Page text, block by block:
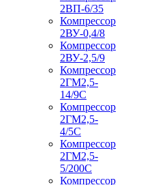
2ВП-6/35
Компрессор
2ВУ-0,4/8
Компрессор
2ВУ-2,5/9
Компрессор
2ГМ2,5-
14/9С
Компрессор
2ГМ2,5-
4/5С
Компрессор
2ГМ2,5-
5/200С
Компрессор